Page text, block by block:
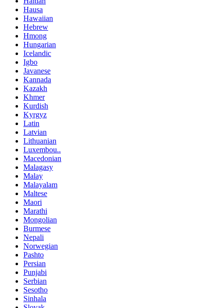
Hausa
Hawaiian
Hebrew
Hmong
Hungarian
Icelandic
Igbo
Javanese
Kannada
Kazakh
Khmer
Kurdish
Kyrgyz
Latin
Latvian
Lithuanian
Luxembou..
Macedonian
Malagasy
Malay
Malayalam
Maltese
Maori
Marathi
Mongolian
Burmese
Nepali
Norwegian
Pashto
Persian
Punjabi
Serbian
Sesotho
Sinhala